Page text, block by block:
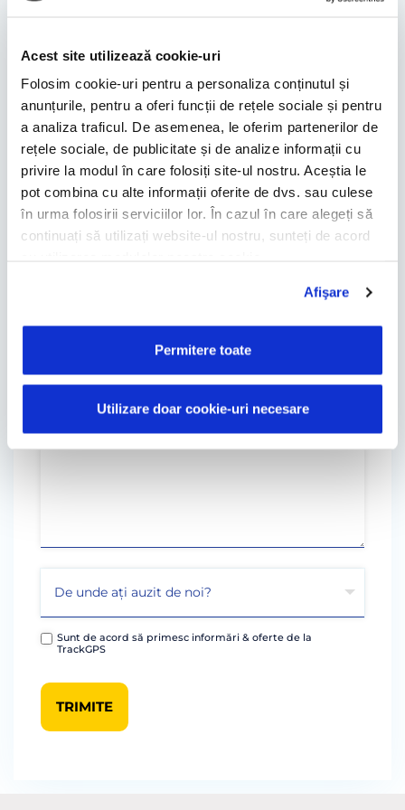
Acest site utilizează cookie-uri
Folosim cookie-uri pentru a personaliza conținutul și
anunțurile, pentru a oferi funcții de rețele sociale și pentru
a analiza traficul. De asemenea, le oferim partenerilor de
rețele sociale, de publicitate și de analize informații cu
privire la modul în care folosiți site-ul nostru. Aceștia le
pot combina cu alte informații oferite de dvs. sau culese
în urma folosirii serviciilor lor. În cazul în care alegeți să
continuați să utilizați website-ul nostru, sunteți de acord
Afişare
Permitere toate
Utilizare doar cookie-uri necesare
Sunt de acord să primesc informări & oferte de la
TrackGPS